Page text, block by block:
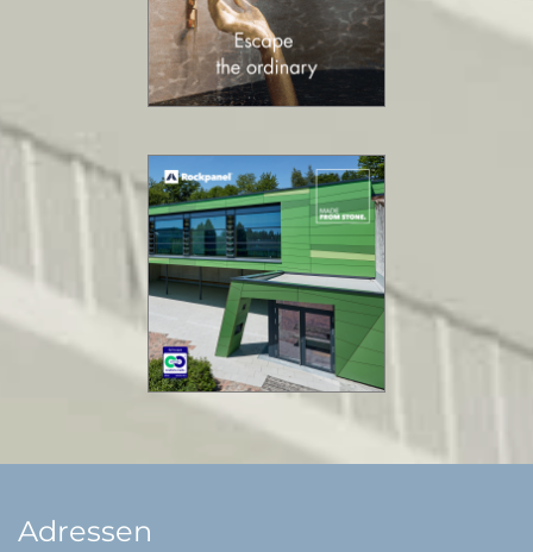
Adressen